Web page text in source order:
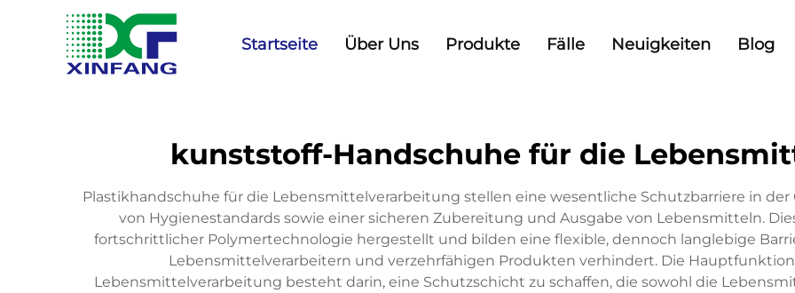
Startseite Über Uns Produkte Fälle Neuigkeiten Blog
kunststoff-Handschuhe für die
Plastikhandschuhe für die Lebensmittelverarbeitung stellen eine wesentliche Schutzbarriere in
von Hygienestandards sowie einer sicheren Zubereitung und Ausgabe von Lebensmitteln.
fortschrittlicher Polymertechnologie hergestellt und bilden eine flexible, dennoch langlebige
Lebensmittelverarbeitern und verzehrfähigen Produkten verhindert. Die
Lebensmittelverarbeitung besteht darin, eine Schutzschicht zu schaffen, die sowohl die